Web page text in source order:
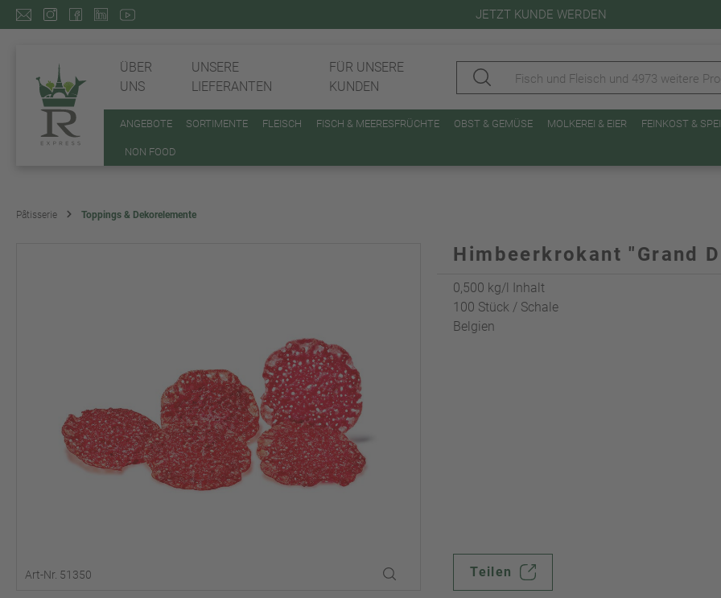
JETZT KUNDE WERDEN
ÜBER
UNS
UNSERE
LIEFERANTEN
FÜR UNSERE
KUNDEN
ANGEBOTE SORTIMENTE FLEISCH FISCH & MEERESFRÜCHTE OBST & GEMÜSE MOLKEREI & EIER FEINKOST &
NON FOOD
Pâtisserie Toppings & Dekorelemente
Art-Nr. 51350
Himbeerkrokant "Grand
0,500 kg/l Inhalt
100 Stück / Schale
Belgien
Teilen